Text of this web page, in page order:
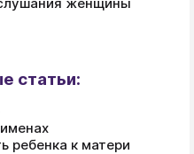
статьи:
ребенка к матери